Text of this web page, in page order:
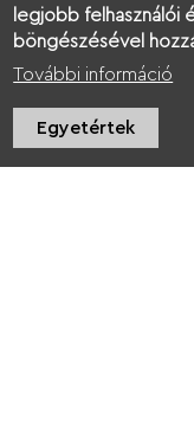
legjobb felhasználói
böngészésével
További információ
Egyetértek